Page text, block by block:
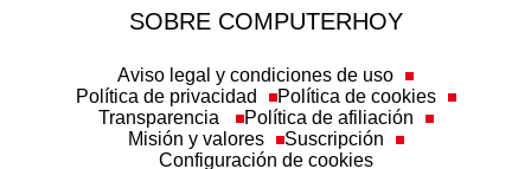
SOBRE COMPUTERHOY
Aviso legal y condiciones de uso
Política de privacidad
Política de cookies
Transparencia
Política de afiliación
Misión y valores
Suscripción
Configuración de cookies